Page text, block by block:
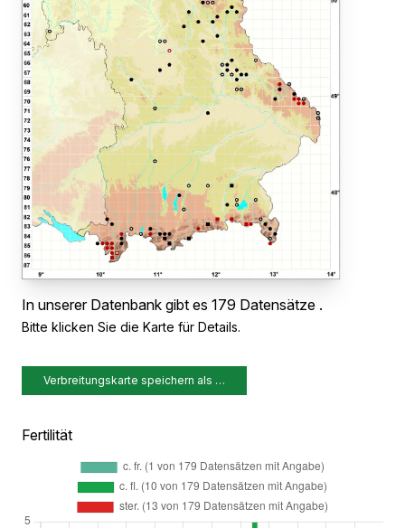
In unserer Datenbank gibt es 179 Datensätze .
Bitte klicken Sie die Karte für Details.
Verbreitungskarte speichern als …
Fertilität